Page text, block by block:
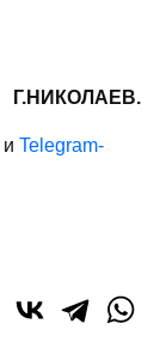
Г.НИКОЛАЕВ.
и Telegram-